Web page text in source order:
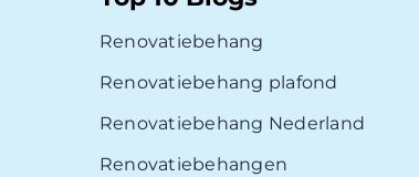
Renovatiebehang
Renovatiebehang plafond
Renovatiebehang Nederland
Renovatiebehangen